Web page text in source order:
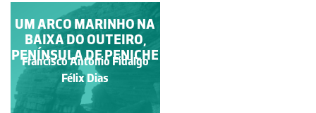
ILUSTRANDO O
CONCEITO DE FALHA
Francisco António Fidalgo
Félix Dias
UM ARCO MARINHO NA
BAIXA DO OUTEIRO,
PENÍNSULA DE PENICHE
Francisco António Fidalgo
Félix Dias